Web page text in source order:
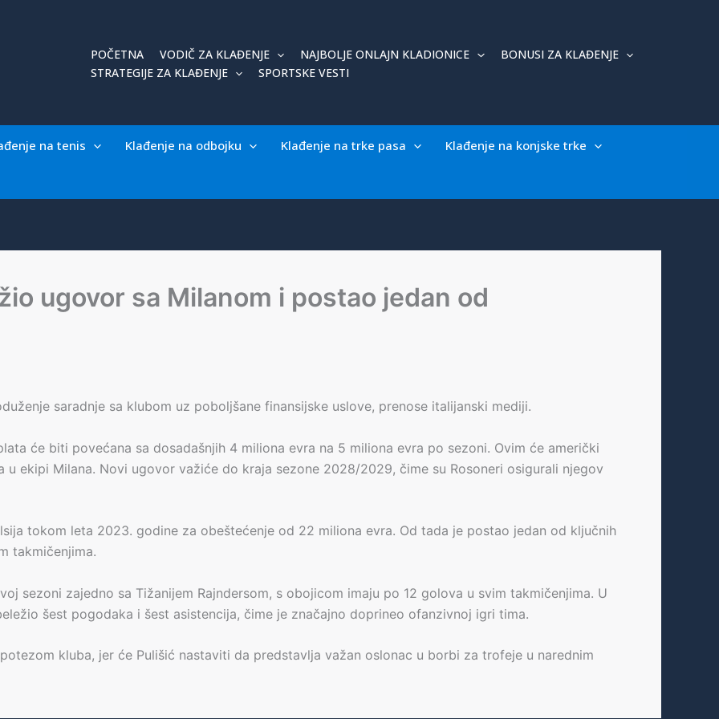
POČETNA VODIČ ZA KLAĐENJE NAJBOLJE ONLAJN KLADIONICE
BONUSI ZA KLAĐENJE
STRATEGIJE ZA KLAĐENJE
SPORTSKE VESTI
na tenis Klađenje na odbojku Klađenje na trke pasa Klađenje na konjske trke
ugovor sa Milanom i postao jedan od
saradnje sa klubom uz poboljšane finansijske uslove, prenose italijanski mediji.
će biti povećana sa dosadašnjih 4 miliona evra na 5 miliona evra po sezoni. Ovim će američki
ekipi Milana. Novi ugovor važiće do kraja sezone 2028/2029, čime su Rosoneri osigurali njegov
tokom leta 2023. godine za obeštećenje od 22 miliona evra. Od tada je postao jedan od ključnih
takmičenjima.
sezoni zajedno sa Tižanijem Rajndersom, s obojicom imaju po 12 golova u svim takmičenjima. U
šest pogodaka i šest asistencija, čime je značajno doprineo ofanzivnoj igri tima.
kluba, jer će Pulišić nastaviti da predstavlja važan oslonac u borbi za trofeje u narednim